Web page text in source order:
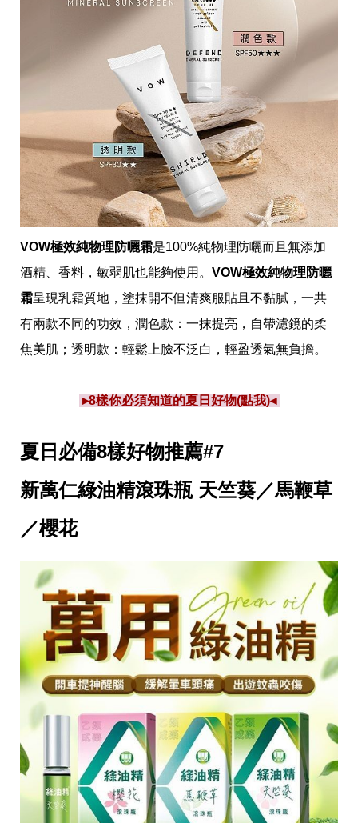
VOW極效純物理防曬霜是100%純物理防曬而且無添加
酒精、香料，敏弱肌也能夠使用。 VOW極效純物理防曬
霜呈現乳霜質地，塗抹開不但清爽服貼且不黏膩，一共
有兩款不同的功效，潤色款：一抹提亮，自帶濾鏡的柔
焦美肌；透明款：輕鬆上臉不泛白，輕盈透氣無負擔。
▸8樣你必須知道的夏日好物(點我)◂
夏日必備8樣好物推薦#7
新萬仁綠油精滾珠瓶 天竺葵／馬鞭草
／櫻花